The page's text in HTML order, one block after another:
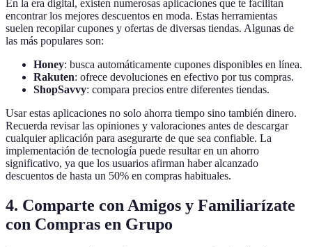
En la era digital, existen numerosas aplicaciones que te facilitan
encontrar los mejores descuentos en moda. Estas herramientas
suelen recopilar cupones y ofertas de diversas tiendas. Algunas de
las más populares son:
Honey: busca automáticamente cupones disponibles en línea.
Rakuten: ofrece devoluciones en efectivo por tus compras.
ShopSavvy: compara precios entre diferentes tiendas.
Usar estas aplicaciones no solo ahorra tiempo sino también dinero.
Recuerda revisar las opiniones y valoraciones antes de descargar
cualquier aplicación para asegurarte de que sea confiable. La
implementación de tecnología puede resultar en un ahorro
significativo, ya que los usuarios afirman haber alcanzado
descuentos de hasta un 50% en compras habituales.
4. Comparte con Amigos y Familiarízate
con Compras en Grupo